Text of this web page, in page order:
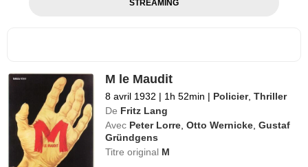
STREAMING
M le Maudit
8 avril 1932 | 1h 52min | Policier,Thriller
De Fritz Lang
Avec Peter Lorre,Otto Wernicke,Gustaf
Gründgens
Titre original M